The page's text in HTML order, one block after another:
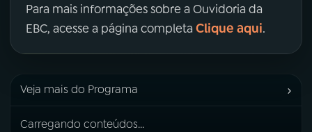
Para mais informações sobre a Ouvidoria da
EBC, acesse a página completa Clique aqui.
Veja mais do Programa ›
Carregando conteúdos...